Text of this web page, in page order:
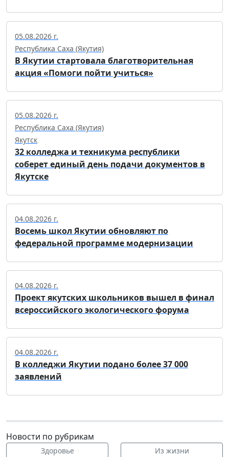
05.08.2026 г.
Республика Саха (Якутия)
В Якутии стартовала благотворительная
акция «Помоги пойти учиться»
05.08.2026 г.
Республика Саха (Якутия)
Якутск
32 колледжа и техникума республики
соберет единый день подачи документов в
Якутске
04.08.2026 г.
Восемь школ Якутии обновляют по
федеральной программе модернизации
04.08.2026 г.
Проект якутских школьников вышел в финал
всероссийского экологического форума
04.08.2026 г.
В колледжи Якутии подано более 37 000
заявлений
Новости по рубрикам
Здоровье Из жизни